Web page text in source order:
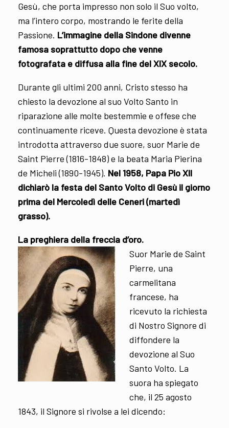
Gesù, che porta impresso non solo il Suo volto,
ma l’intero corpo, mostrando le ferite della
Passione. L’immagine della Sindone divenne
famosa soprattutto dopo che venne
fotografata e diffusa alla fine del XIX secolo.
Durante gli ultimi 200 anni, Cristo stesso ha
chiesto la devozione al suo Volto Santo in
riparazione alle molte bestemmie e offese che
continuamente riceve. Questa devozione è stata
introdotta attraverso due suore, suor Marie de
Saint Pierre (1816-1848) e la beata Maria Pierina
de Micheli (1890-1945). Nel 1958, Papa Pio XII
dichiarò la festa del Santo Volto di Gesù il giorno
prima del Mercoledì delle Ceneri (martedì
grasso).
La preghiera della freccia d’oro.
Suor Marie de Saint
Pierre, una
carmelitana
francese, ha
ricevuto la richiesta
di Nostro Signore di
diffondere la
devozione al Suo
Santo Volto. La
suora ha spiegato
che, il 25 agosto
1843, il Signore si rivolse a lei dicendo: